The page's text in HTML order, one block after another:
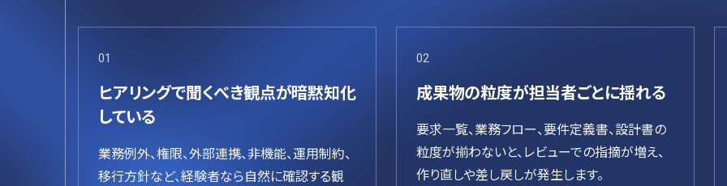
01
ヒアリングで聞くべき観点が暗黙知化
している
業務例外、権限、外部連携、非機能、運用制約、
移行方針など、経験者なら自然に確認する観
02
成果物の粒度が担当者ごとに揺れる
要求一覧、業務フロー、要件定義書、設計書の
粒度が揃わないと、レビューでの指摘が増え、
作り直しや差し戻しが発生します。